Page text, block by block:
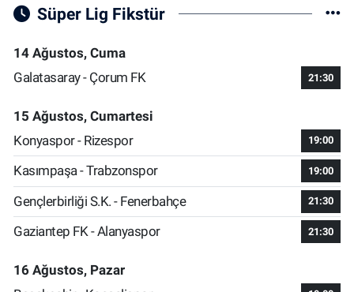
Süper Lig Fikstür
14 Ağustos, Cuma
Galatasaray - Çorum FK
21:30
15 Ağustos, Cumartesi
Konyaspor - Rizespor
19:00
Kasımpaşa - Trabzonspor 19:00
Gençlerbirliği S.K. - Fenerbahçe 21:30
Gaziantep FK - Alanyaspor 21:30
16 Ağustos, Pazar